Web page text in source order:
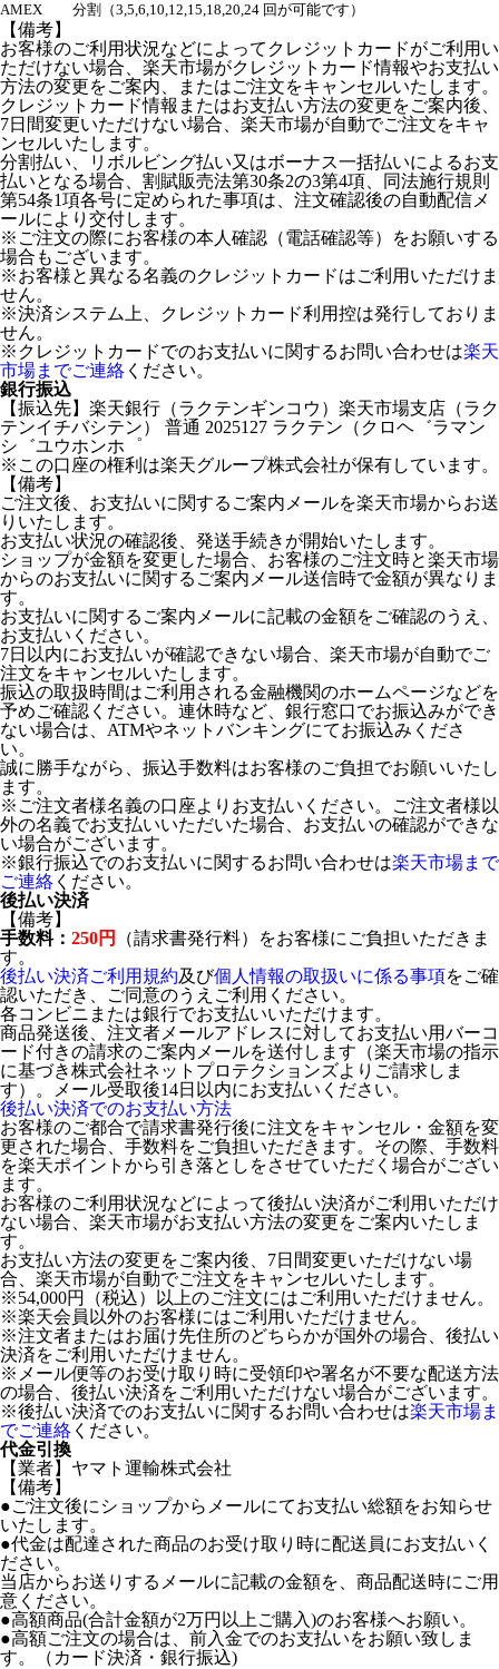
AMEX
分割（3,5,6,10,12,15,18,20,24 回が可能です）
【備考】
お客様のご利用状況などによってクレジットカードがご利用い
ただけない場合、楽天市場がクレジットカード情報やお支払い
方法の変更をご案内、またはご注文をキャンセルいたします。
クレジットカード情報またはお支払い方法の変更をご案内後、
7日間変更いただけない場合、楽天市場が自動でご注文をキャ
ンセルいたします。
分割払い、リボルビング払い又はボーナス一括払いによるお支
払いとなる場合、割賦販売法第30条2の3第4項、同法施行規則
第54条1項各号に定められた事項は、注文確認後の自動配信メ
ールにより交付します。
※ご注文の際にお客様の本人確認（電話確認等）をお願いする
場合もございます。
※お客様と異なる名義のクレジットカードはご利用いただけま
せん。
※決済システム上、クレジットカード利用控は発行しておりま
せん。
※クレジットカードでのお支払いに関するお問い合わせは楽天
市場までご連絡 ください。
銀行振込
【振込先】楽天銀行（ラクテンギンコウ）楽天市場支店（ラク
テンイチバシテン） 普通 2025127 ラクテン（クロヘ゛ラマン
シ゛ユウホンホ゜
※この口座の権利は楽天グループ株式会社が保有しています。
【備考】
ご注文後、お支払いに関するご案内メールを楽天市場からお送
りいたします。
お支払い状況の確認後、発送手続きが開始いたします。
ショップが金額を変更した場合、お客様のご注文時と楽天市場
からのお支払いに関するご案内メール送信時で金額が異なりま
す。
お支払いに関するご案内メールに記載の金額をご確認のうえ、
お支払いください。
7日以内にお支払いが確認できない場合、楽天市場が自動でご
注文をキャンセルいたします。
振込の取扱時間はご利用される金融機関のホームページなどを
予めご確認ください。連休時など、銀行窓口でお振込みができ
ない場合は、ATMやネットバンキングにてお振込みくださ
い。
誠に勝手ながら、振込手数料はお客様のご負担でお願いいたし
ます。
※ご注文者様名義の口座よりお支払いください。ご注文者様以
外の名義でお支払いいただいた場合、お支払いの確認ができな
い場合がございます。
※銀行振込でのお支払いに関するお問い合わせは楽天市場まで
ご連絡 ください。
後払い決済
【備考】
手数料： 250円
（請求書発行料）をお客様にご負担いただきま
す。
後払い決済ご利用規約及び個人情報の取扱いに係る事項をご確
認いただき、ご同意のうえご利用ください。
各コンビニまたは銀行でお支払いいただけます。
商品発送後、注文者メールアドレスに対してお支払い用バーコ
ード付きの請求のご案内メールを送付します（楽天市場の指示
に基づき株式会社ネットプロテクションズよりご請求しま
す）。メール受取後14日以内にお支払いください。
後払い決済でのお支払い方法
お客様のご都合で請求書発行後に注文をキャンセル・金額を変
更された場合、手数料をご負担いただきます。その際、手数料
を楽天ポイントから引き落としをさせていただく場合がござい
ます。
お客様のご利用状況などによって後払い決済がご利用いただけ
ない場合、楽天市場がお支払い方法の変更をご案内いたしま
す。
お支払い方法の変更をご案内後、7日間変更いただけない場
合、楽天市場が自動でご注文をキャンセルいたします。
※54,000円（税込）以上のご注文にはご利用いただけません。
※楽天会員以外のお客様にはご利用いただけません。
※注文者またはお届け先住所のどちらかが国外の場合、後払い
決済をご利用いただけません。
※メール便等のお受け取り時に受領印や署名が不要な配送方法
の場合、後払い決済をご利用いただけない場合がございます。
※後払い決済でのお支払いに関するお問い合わせは楽天市場ま
でご連絡 ください。
代金引換
【業者】ヤマト運輸株式会社
【備考】
●ご注文後にショップからメールにてお支払い総額をお知らせ
いたします。
●代金は配達された商品のお受け取り時に配送員にお支払いく
ださい。
当店からお送りするメールに記載の金額を、商品配送時にご用
意ください。
●高額商品(合計金額が2万円以上ご購入)のお客様へお願い。
●高額ご注文の場合は、前入金でのお支払いをお願い致しま
す。（カード決済・銀行振込)